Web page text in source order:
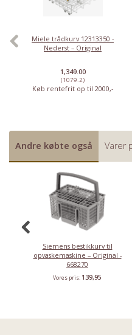
Miele trådkurv 12313350 -
Nederst – Original
1,349.00
(1079.2)
Køb rentefrit op til 2000,-
Andre købte også Varer
Siemens bestikkurv til
opvaskemaskine – Original -
668270
Vores pris: 139,95
Har du det